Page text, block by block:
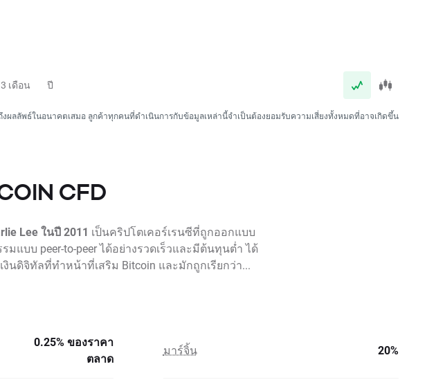
3 เดือน ปี
ผลลัพธ์ในอนาคตเสมอ ลูกค้าทุกคนที่ดำเนินการกับข้อมูลเหล่านี้จำเป็นต้องยอมรับความเสี่ยงทั้งหมดที่อาจเกิดขึ้น
CFD
Lee ในปี 2011 เป็นคริปโตเคอร์เรนซีที่ถูกออกแบบ
มแบบ peer-to-peer ได้อย่างรวดเร็วและมีต้นทุนต่ำ ได้
นดิจิทัลที่ทำหน้าที่เสริม Bitcoin และมักถูกเรียกว่า...
0.25% ของราคา
ตลาด
มาร์จิ้น 20%